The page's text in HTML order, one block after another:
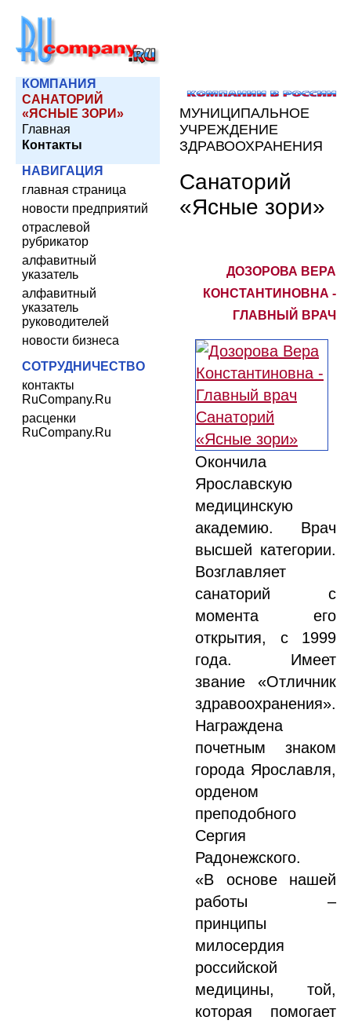
КОМПАНИЯ
САНАТОРИЙ
«ЯСНЫЕ ЗОРИ»
Главная
Контакты
НАВИГАЦИЯ
главная страница
новости предприятий
отраслевой
рубрикатор
алфавитный
указатель
алфавитный
указатель
руководителей
новости бизнеса
СОТРУДНИЧЕСТВО
контакты
RuCompany.Ru
расценки
RuCompany.Ru
МУНИЦИПАЛЬНОЕ
УЧРЕЖДЕНИЕ
ЗДРАВООХРАНЕНИЯ
Санаторий
«Ясные зори»
ДОЗОРОВА ВЕРА
КОНСТАНТИНОВНА -
ГЛАВНЫЙ ВРАЧ
Окончила
Ярославскую
медицинскую
академию. Врач
высшей категории.
Возглавляет
санаторий с
момента его
открытия, с 1999
года. Имеет
звание «Отличник
здравоохранения».
Награждена
почетным знаком
города Ярославля,
орденом
преподобного
Сергия
Радонежского.
«В основе нашей
работы –
принципы
милосердия
российской
медицины, той,
которая помогает